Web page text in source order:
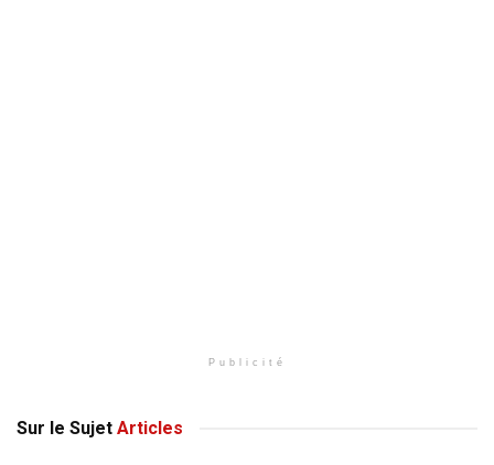
Publicité
Sur le Sujet Articles